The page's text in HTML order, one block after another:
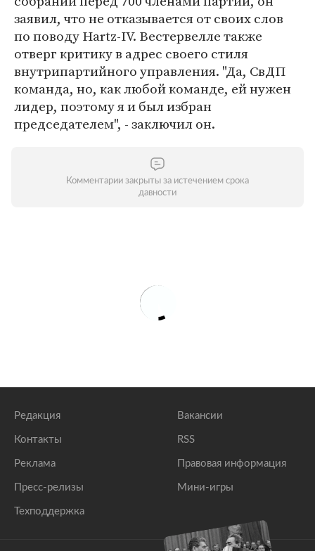
заявил, что не отказывается от своих слов
по поводу Hartz-IV. Вестервелле также
отверг критику в адрес своего стиля
внутрипартийного управления. "Да, СвДП
команда, но, как любой команде, ей нужен
лидер, поэтому я и был избран
председателем", - заключил он.
Комментарии закрыты за истечением срока
давности
Редакция
Контакты
Реклама
Пресс-релизы
Техподдержка
Вакансии
RSS
Правовая информация
Мини-игры